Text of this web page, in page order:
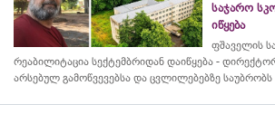
საჯარო
იწყება
ფშაველის
რეაბილიტაცია სექტემბრიდან დაიწყება -
არსებულ გამოწვევებსა და ცვლილებებზე საუბრობს